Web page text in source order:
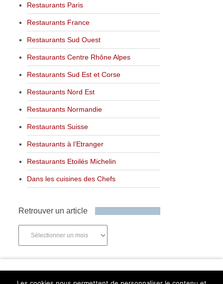
Restaurants Paris
Restaurants France
Restaurants Sud Ouest
Restaurants Centre Rhône Alpes
Restaurants Sud Est et Corse
Restaurants Nord Est
Restaurants Normandie
Restaurants Suisse
Restaurants à l’Etranger
Restaurants Etoilés Michelin
Dans les cuisines des Chefs
Retrouver un article